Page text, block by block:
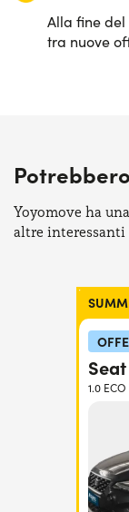
Alla fine
tra nuove
Yoyomove ha
altre interessanti
1.0 ECO